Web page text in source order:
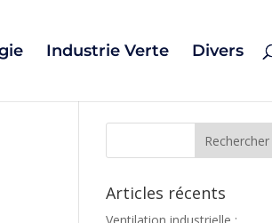
Industrie Verte Divers
Articles récents